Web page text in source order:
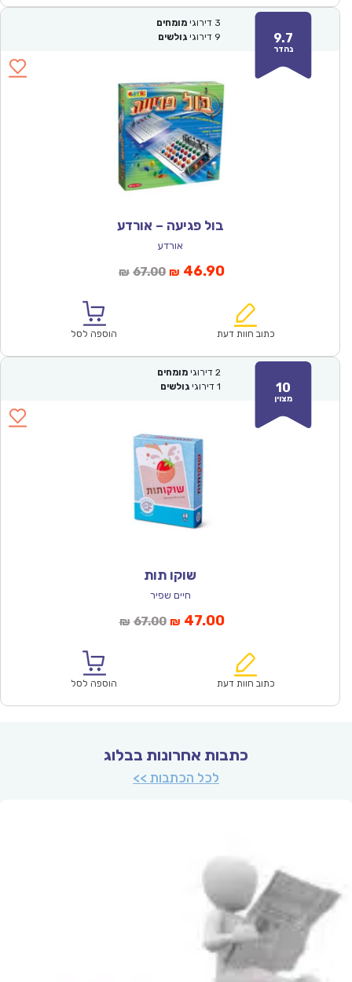
9.7
נהדר
3 דירוגי מומחים
9 דירוגי גולשים
בול פגיעה – אורדע
אורדע
₪ 67.00המחיר
₪67.00.
₪ 46.90המחיר
הוא:
כתוב חוות דעת הוספה לסל
10
מצוין
2 דירוגי מומחים
1 דירוגי גולשים
שוקו תות
חיים שפיר
₪ 67.00המחיר
₪67.00.
₪ 47.00המחיר
הוא:
כתוב חוות דעת הוספה לסל
כתבות אחרונות בבלוג
לכל הכתבות >>